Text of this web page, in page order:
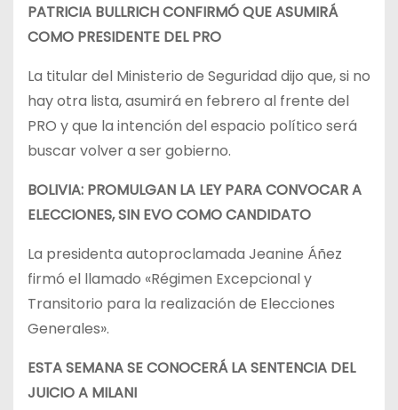
PATRICIA BULLRICH CONFIRMÓ QUE ASUMIRÁ
COMO PRESIDENTE DEL PRO
La titular del Ministerio de Seguridad dijo que, si no
hay otra lista, asumirá en febrero al frente del
PRO y que la intención del espacio político será
buscar volver a ser gobierno.
BOLIVIA: PROMULGAN LA LEY PARA CONVOCAR A
ELECCIONES, SIN EVO COMO CANDIDATO
La presidenta autoproclamada Jeanine Áñez
firmó el llamado «Régimen Excepcional y
Transitorio para la realización de Elecciones
Generales».
ESTA SEMANA SE CONOCERÁ LA SENTENCIA DEL
JUICIO A MILANI